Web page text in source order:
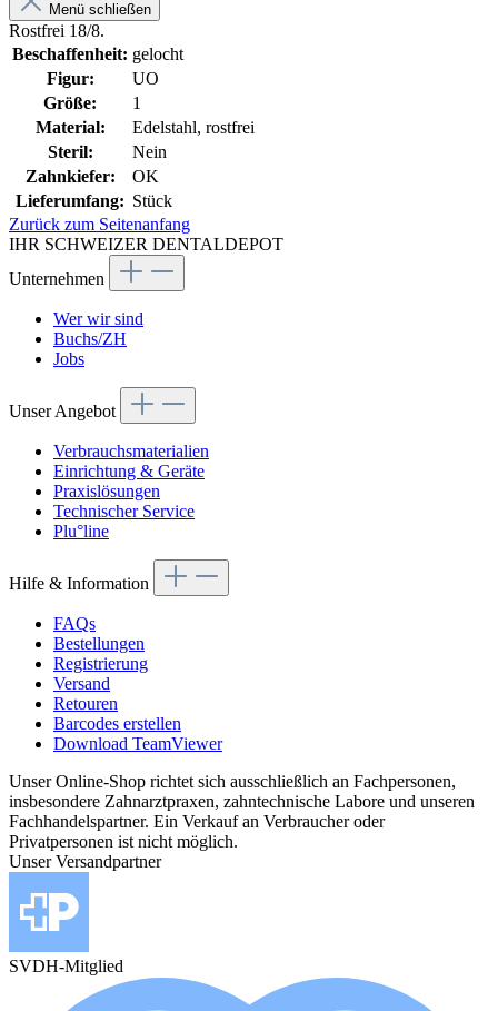
Menü schließen
Rostfrei 18/8.
Beschaffenheit: gelocht
Figur:
UO
Größe:
1
Material:
Edelstahl, rostfrei
Steril:
Nein
Zahnkiefer:
OK
Lieferumfang: Stück
Zurück zum Seitenanfang
IHR SCHWEIZER DENTALDEPOT
Unternehmen
Wer wir sind
Buchs/ZH
Jobs
Unser Angebot
Verbrauchsmaterialien
Einrichtung & Geräte
Praxislösungen
Technischer Service
Plu°line
Hilfe & Information
FAQs
Bestellungen
Registrierung
Versand
Retouren
Barcodes erstellen
Download TeamViewer
Unser Online-Shop richtet sich ausschließlich an Fachpersonen,
insbesondere Zahnarztpraxen, zahntechnische Labore und unseren
Fachhandelspartner. Ein Verkauf an Verbraucher oder
Privatpersonen ist nicht möglich.
Unser Versandpartner
SVDH-Mitglied